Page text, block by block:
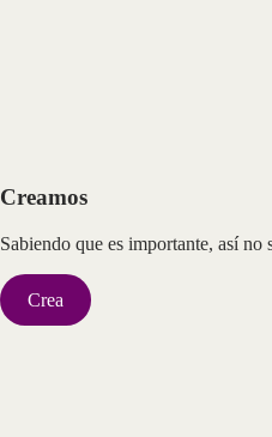
Creamos
Sabiendo que es importante, así no
Crea